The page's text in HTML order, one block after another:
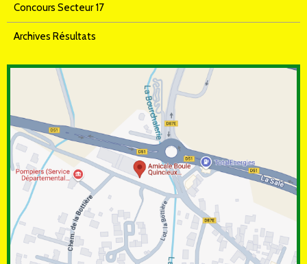
Concours Secteur 17
Archives Résultats